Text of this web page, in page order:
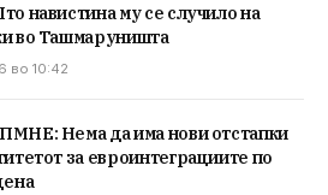
навистина му се случило на
во Ташмаруништа
во 10:42
Нема да има нови отстапки
за евроинтеграциите по